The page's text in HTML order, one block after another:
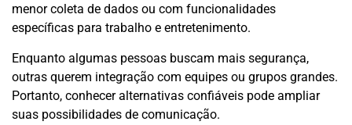
menor coleta de dados ou com funcionalidades
específicas para trabalho e entretenimento.
Enquanto algumas pessoas buscam mais segurança,
outras querem integração com equipes ou grupos grandes.
Portanto, conhecer alternativas confiáveis pode ampliar
suas possibilidades de comunicação.